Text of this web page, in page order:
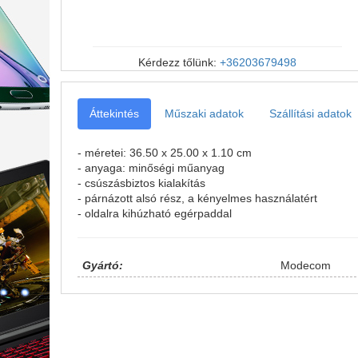
Kérdezz tőlünk: +36203679498
Áttekintés Műszaki adatok Szállítási adatok
- méretei: 36.50 x 25.00 x 1.10 cm
- anyaga: minőségi műanyag
- csúszásbiztos kialakítás
- párnázott alsó rész, a kényelmes használatért
- oldalra kihúzható egérpaddal
Gyártó: Modecom